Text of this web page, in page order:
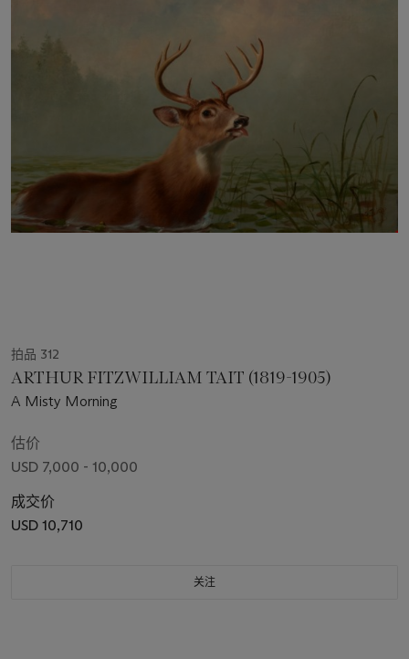
拍品 312
ARTHUR FITZWILLIAM TAIT (1819-1905)
A Misty Morning
估价
USD 7,000 - 10,000
成交价
USD 10,710
关注